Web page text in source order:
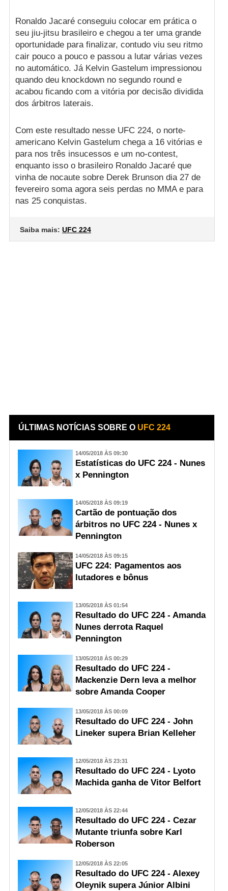
Ronaldo Jacaré conseguiu colocar em prática o
seu jiu-jitsu brasileiro e chegou a ter uma grande
oportunidade para finalizar, contudo viu seu ritmo
cair pouco a pouco e passou a lutar várias vezes
no automático. Já Kelvin Gastelum impressionou
quando deu knockdown no segundo round e
acabou ficando com a vitória por decisão dividida
dos árbitros laterais.
Com este resultado nesse UFC 224, o norte-
americano Kelvin Gastelum chega a 16 vitórias e
para nos três insucessos e um no-contest,
enquanto isso o brasileiro Ronaldo Jacaré que
vinha de nocaute sobre Derek Brunson dia 27 de
fevereiro soma agora seis perdas no MMA e para
nas 25 conquistas.
Saiba mais: UFC 224
ÚLTIMAS NOTÍCIAS SOBRE O UFC 224
14/05/2018 ÀS 09:30
Estatísticas do UFC 224 - Nunes
x Pennington
14/05/2018 ÀS 09:19
Cartão de pontuação dos
árbitros no UFC 224 - Nunes x
Pennington
14/05/2018 ÀS 09:15
UFC 224: Pagamentos aos
lutadores e bônus
13/05/2018 ÀS 01:54
Resultado do UFC 224 - Amanda
Nunes derrota Raquel
Pennington
13/05/2018 ÀS 00:29
Resultado do UFC 224 -
Mackenzie Dern leva a melhor
sobre Amanda Cooper
13/05/2018 ÀS 00:09
Resultado do UFC 224 - John
Lineker supera Brian Kelleher
12/05/2018 ÀS 23:31
Resultado do UFC 224 - Lyoto
Machida ganha de Vitor Belfort
12/05/2018 ÀS 22:44
Resultado do UFC 224 - Cezar
Mutante triunfa sobre Karl
Roberson
12/05/2018 ÀS 22:05
Resultado do UFC 224 - Alexey
Oleynik supera Júnior Albini